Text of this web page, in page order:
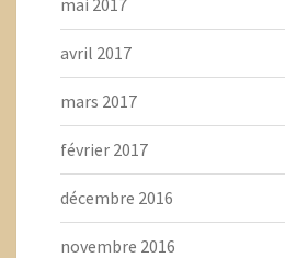
avril 2017
mars 2017
février 2017
décembre 2016
novembre 2016